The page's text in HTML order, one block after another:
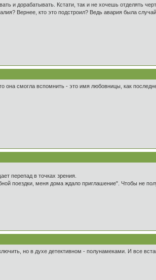
и дорабатывать. Кстати, так и не хочешь отделять
Вернее, кто это подстроил? Ведь авария была
она смогла вспомнить - это имя любовницы, как
перепад в точках зрения.
поездки, меня дома ждало приглашение". Чтобы не
но в духе детективном - полунамеками. И все